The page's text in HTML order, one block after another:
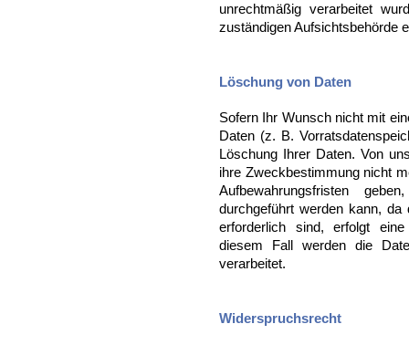
unrechtmäßig verarbeitet
zuständigen Aufsichtsbehörde
Löschung von Daten
Sofern Ihr Wunsch nicht mit
Daten (z. B.
Löschung Ihrer Daten. Von
ihre Zweckbestimmung nicht
Aufbewahrungsfristen
durchgeführt werden kann,
erforderlich sind, erfolgt
diesem Fall werden die
verarbeitet.
Widerspruchsrecht